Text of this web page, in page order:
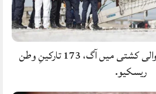
انگلش چینل عبور کرنے والی کشتی میں آگ، 173 تارکینِ وطن
ریسکیو.